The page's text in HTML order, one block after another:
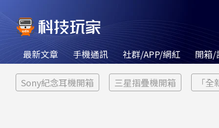
最新文章 手機通訊 社群/APP/網紅 開箱/
Sony紀念耳機開箱 三星摺疊機開箱 「